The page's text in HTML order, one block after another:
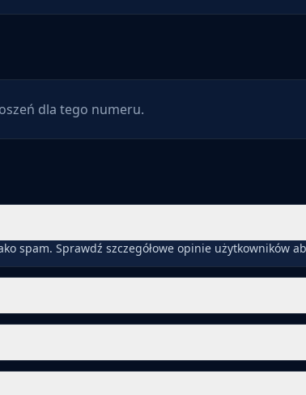
dla tego numeru.
spam. Sprawdź szczegółowe opinie użytkowników